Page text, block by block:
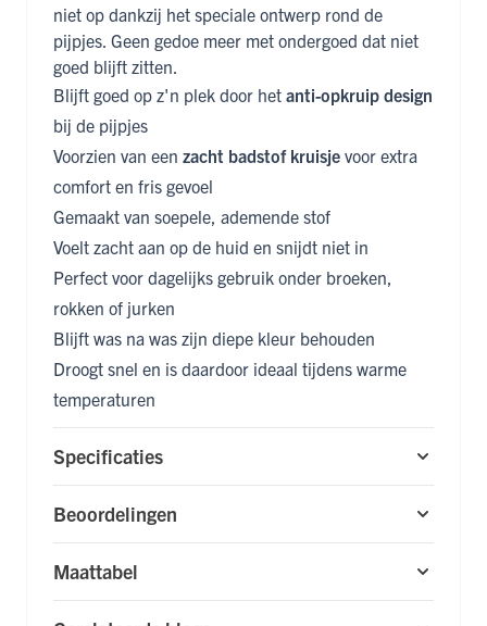
niet op dankzij het speciale ontwerp rond de
pijpjes. Geen gedoe meer met ondergoed dat niet
goed blijft zitten.
Blijft goed op z'n plek door het anti-opkruip design
bij de pijpjes
Voorzien van een zacht badstof kruisje voor extra
comfort en fris gevoel
Gemaakt van soepele, ademende stof
Voelt zacht aan op de huid en snijdt niet in
Perfect voor dagelijks gebruik onder broeken,
rokken of jurken
Blijft was na was zijn diepe kleur behouden
Droogt snel en is daardoor ideaal tijdens warme
temperaturen
Specificaties
Beoordelingen
Maattabel